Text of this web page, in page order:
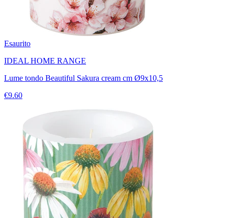
Esaurito
IDEAL HOME RANGE
Lume tondo Beautiful Sakura cream cm Ø9x10,5
€9.60